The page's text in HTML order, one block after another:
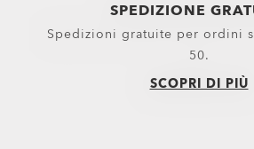
SPEDIZIONE
Spedizioni gratuite per ordini
50.
SCOPRI DI PIÙ